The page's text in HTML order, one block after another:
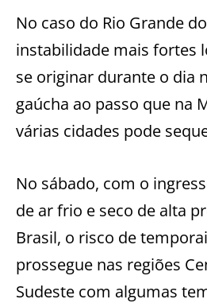
No caso do Rio Grande
instabilidade mais fortes
se originar durante o dia
gaúcha ao passo que na
várias cidades pode
No sábado, com o
de ar frio e seco de alta
Brasil, o risco de
prossegue nas regiões
Sudeste com algumas